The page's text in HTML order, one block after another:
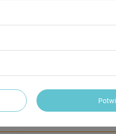
Masz pytania?
SWOJĄ OPINIĘ
Twoja ocena:
5/5